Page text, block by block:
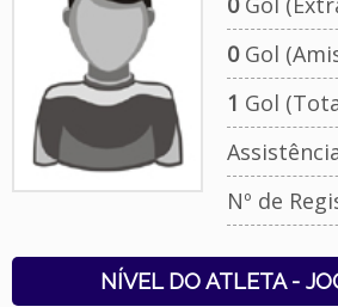
0Gol
1 Gol
Nº de
NÍVEL DO ATLETA -